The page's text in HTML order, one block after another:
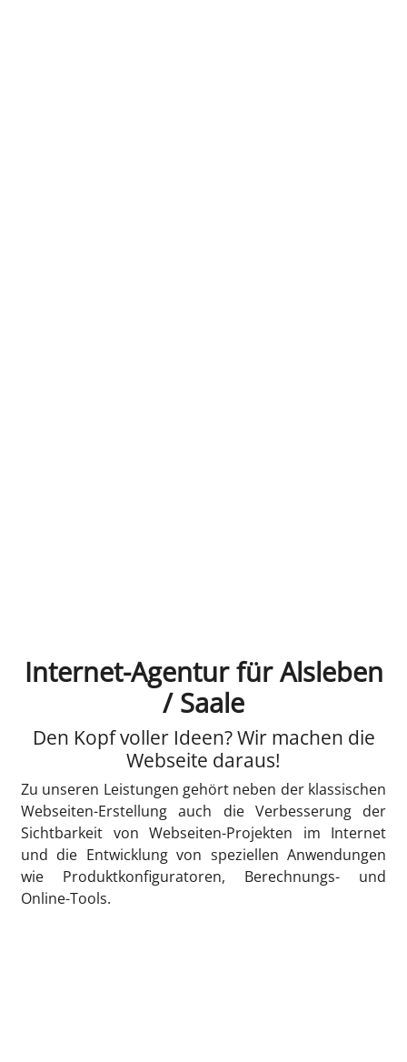
Internet-Agentur für Alsleben
/ Saale
Den Kopf voller Ideen? Wir machen die
Webseite daraus!
Zu unseren Leistungen gehört neben der klassischen
Webseiten-Erstellung auch die Verbesserung der
Sichtbarkeit von Webseiten-Projekten im Internet
und die Entwicklung von speziellen Anwendungen
wie Produktkonfiguratoren, Berechnungs- und
Online-Tools.